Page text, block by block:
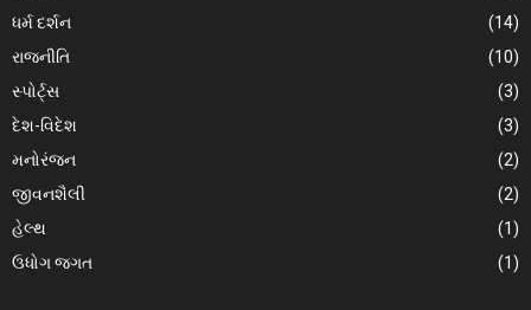
ધર્મ દર્શન
(14)
રાજનીતિ
(10)
સ્પોર્ટ્સ
(3)
દેશ-વિદેશ
(3)
મનોરંજન
(2)
જીવનશૈલી
(2)
હેલ્થ
(1)
ઉધોગ જગત
(1)